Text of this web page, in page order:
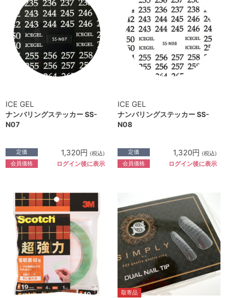
ICE GEL
ナンバリングステッカー SS-
N07
定価 1,320円 (税込)
会員価格 ログイン後に表示
ICE GEL
ナンバリングステッカー SS-
N08
定価 1,320円 (税込)
会員価格 ログイン後に表示
取寄品